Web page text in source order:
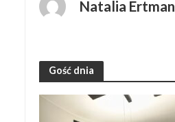
Natalia Ertman
Gość dnia